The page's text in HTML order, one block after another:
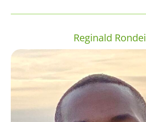
Reginald Rondei